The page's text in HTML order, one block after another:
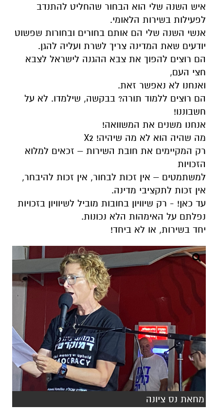
איש השנה שלי הוא הבחור שהחליט להתנדב
לפעילות בשירות הלאומי.
אנשי השנה שלי הם אותם בחורים ובחורות שפשוט
יודעים שאת המדינה צריך לשרת ועליה להגן.
הם רוצים להפוך את צבא ההגנה לישראל לצבא
חצי העם,
ואנחנו לא נאפשר זאת.
הם רוצים ללמוד תורה? בבקשה, שילמדו. לא על
חשבוננו!
אנחנו משנים את המשוואה!
מה שהיה הוא לא מה שיהיה! X2
רק המקיימים את חובת השירות – זכאים למלוא
הזכויות
למשתמטים – אין זכות לבחור, אין זכות להיבחר,
אין זכות לתקציבי מדינה.
עד כאן! - רק שיוויון בחובות מוביל לשיוויון בזכויות
נפלתם על האימהות הלא נכונות.
יחד בשירות, או לא ביחד!
מחאת נס ציונה